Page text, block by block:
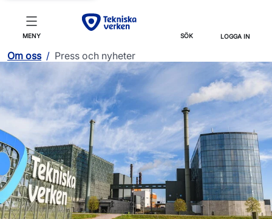
MENY SÖK LOGGA IN
Om oss / Press och nyheter